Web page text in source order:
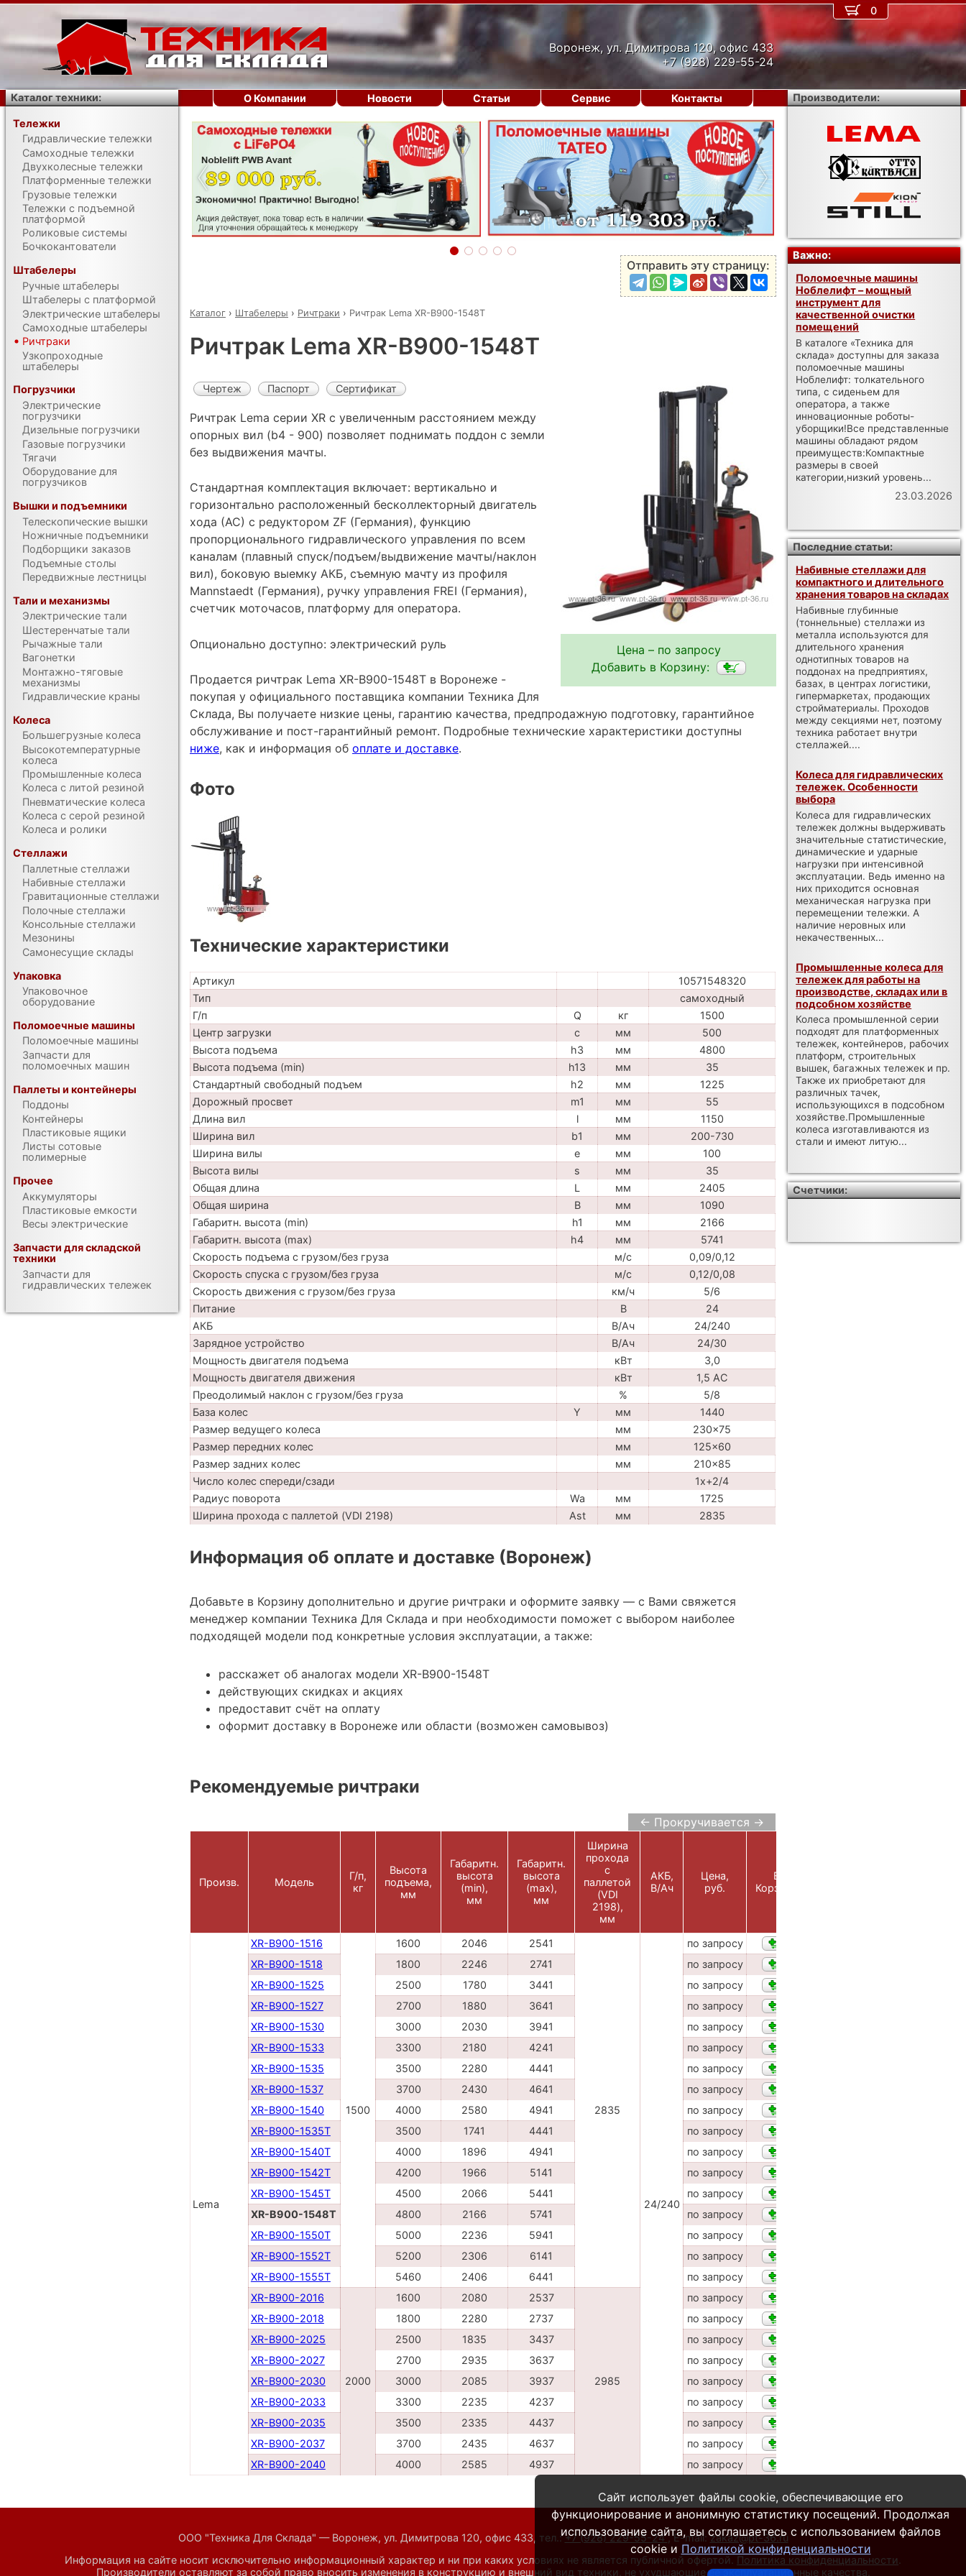
Воронеж, ул. Димитрова 120, офис 433
+7 (928) 229-55-24
‹ ›
Отправить эту страницу:
Каталог › Штабелеры › Ричтраки › Ричтрак Lema XR-B900-1548Т
Ричтрак Lema XR-B900-1548Т
Цена – по запросу
Добавить в Корзину:
Чертеж Паспорт Сертификат
Ричтрак Lema серии XR с увеличенным расстоянием между
опорных вил (b4 - 900) позволяет поднимать поддон с земли
без выдвижения мачты.
Стандартная комплектация включает: вертикально и
горизонтально расположенный бесколлекторный двигатель
хода (АС) с редуктором ZF (Германия), функцию
пропорционального гидравлического управления по всем
каналам (плавный спуск/подъем/выдвижение мачты/наклон
вил), боковую выемку АКБ, съемную мачту из профиля
Mannstaedt (Германия), ручку управления FREI (Германия),
счетчик моточасов, платформу для оператора.
Опционально доступно: электрический руль
Продается ричтрак Lema XR-B900-1548Т в Воронеже -
покупая у официального поставщика компании Техника Для
Склада, Вы получаете низкие цены, гарантию качества, предпродажную подготовку, гарантийное
обслуживание и пост-гарантийный ремонт. Подробные технические характеристики доступны
ниже, как и информация об оплате и доставке.
Фото
Технические характеристики
Артикул
10571548320
Тип
самоходный
Г/п
Q кг
1500
Центр загрузки
c мм
500
Высота подъема
h3 мм
4800
Высота подъема (min)
h13 мм
35
Стандартный свободный подъем
h2 мм
1225
Дорожный просвет
m1 мм
55
Длина вил
l мм
1150
Ширина вил
b1 мм
200-730
Ширина вилы
e мм
100
Высота вилы
s мм
35
Общая длина
L мм
2405
Общая ширина
B мм
1090
Габаритн. высота (min)
h1 мм
2166
Габаритн. высота (max)
h4 мм
5741
Скорость подъема с грузом/без груза
м/с
0,09/0,12
Скорость спуска с грузом/без груза
м/с
0,12/0,08
Скорость движения с грузом/без груза
км/ч
5/6
Питание
В
24
АКБ
В/Ач
24/240
Зарядное устройство
В/Ач
24/30
Мощность двигателя подъема
кВт
3,0
Мощность двигателя движения
кВт
1,5 АС
Преодолимый наклон с грузом/без груза
%
5/8
База колес
Y мм
1440
Размер ведущего колеса
мм
230x75
Размер передних колес
мм
125x60
Размер задних колес
мм
210x85
Число колес спереди/сзади
1x+2/4
Радиус поворота
Wa мм
1725
Ширина прохода с паллетой (VDI 2198)
Ast мм 2835
Информация об оплате и доставке (Воронеж)
Добавьте в Корзину дополнительно и другие ричтраки и оформите заявку — с Вами свяжется
менеджер компании Техника Для Склада и при необходимости поможет с выбором наиболее
подходящей модели под конкретные условия эксплуатации, а также:
расскажет об аналогах модели XR-B900-1548Т
действующих скидках и акциях
предоставит счёт на оплату
оформит доставку в Воронеже или области (возможен самовывоз)
Рекомендуемые ричтраки
← Прокручивается →
Произв. Модель
Г/п,
кг
Высота
подъема,
мм
Габаритн.
высота
(min),
мм
Габаритн.
высота
(max),
мм
Ширина
прохода
с
паллетой
(VDI
2198),
мм
АКБ,
В/Ач
Цена,
руб.
В
Корзину
Lema
XR-B900-1516
1500
1600 2046 2541
2835
24/240
по запросу
XR-B900-1518
1800 2246 2741
по запросу
XR-B900-1525
2500 1780 3441
по запросу
XR-B900-1527
2700 1880 3641
по запросу
XR-B900-1530
3000 2030 3941
по запросу
XR-B900-1533
3300 2180 4241
по запросу
XR-B900-1535
3500 2280 4441
по запросу
XR-B900-1537
3700 2430 4641
по запросу
XR-B900-1540
4000 2580 4941
по запросу
XR-B900-1535Т
3500 1741 4441
по запросу
XR-B900-1540Т
4000 1896 4941
по запросу
XR-B900-1542Т
4200 1966 5141
по запросу
XR-B900-1545Т
4500 2066 5441
по запросу
XR-B900-1548Т
4800 2166 5741
по запросу
XR-B900-1550Т
5000 2236 5941
по запросу
XR-B900-1552Т
5200 2306 6141
по запросу
XR-B900-1555T
5460 2406 6441
по запросу
XR-B900-2016
2000
1600 2080 2537
2985
по запросу
XR-B900-2018
1800 2280 2737
по запросу
XR-B900-2025
2500 1835 3437
по запросу
XR-B900-2027
2700 2935 3637
по запросу
XR-B900-2030
3000 2085 3937
по запросу
XR-B900-2033
3300 2235 4237
по запросу
XR-B900-2035
3500 2335 4437
по запросу
XR-B900-2037
3700 2435 4637
по запросу
XR-B900-2040
4000 2585 4937 по запросу
0
О Компании Новости Статьи Сервис Контакты
Каталог техники:
Тележки
Гидравлические тележки
Самоходные тележки
Двухколесные тележки
Платформенные тележки
Грузовые тележки
Тележки с подъемной
платформой
Роликовые системы
Бочкокантователи
Штабелеры
Ручные штабелеры
Штабелеры с платформой
Электрические штабелеры
Самоходные штабелеры
Ричтраки
Узкопроходные
штабелеры
Погрузчики
Электрические
погрузчики
Дизельные погрузчики
Газовые погрузчики
Тягачи
Оборудование для
погрузчиков
Вышки и подъемники
Телескопические вышки
Ножничные подъемники
Подборщики заказов
Подъемные столы
Передвижные лестницы
Тали и механизмы
Электрические тали
Шестеренчатые тали
Рычажные тали
Вагонетки
Монтажно-тяговые
механизмы
Гидравлические краны
Колеса
Большегрузные колеса
Высокотемпературные
колеса
Промышленные колеса
Колеса с литой резиной
Пневматические колеса
Колеса с серой резиной
Колеса и ролики
Стеллажи
Паллетные стеллажи
Набивные стеллажи
Гравитационные стеллажи
Полочные стеллажи
Консольные стеллажи
Мезонины
Самонесущие склады
Упаковка
Упаковочное
оборудование
Поломоечные машины
Поломоечные машины
Запчасти для
поломоечных машин
Паллеты и контейнеры
Поддоны
Контейнеры
Пластиковые ящики
Листы сотовые
полимерные
Прочее
Аккумуляторы
Пластиковые емкости
Весы электрические
Запчасти для складской
техники
Запчасти для
гидравлических тележек
Производители:
Важно:
Поломоечные машины
Ноблелифт – мощный
инструмент для
качественной очистки
помещений
В каталоге «Техника для
склада» доступны для заказа
поломоечные машины
Ноблелифт: толкательного
типа, с сиденьем для
оператора, а также
инновационные роботы-
уборщики!Все представленные
машины обладают рядом
преимуществ:Компактные
размеры в своей
категории,низкий уровень...
23.03.2026
Последние статьи:
Набивные стеллажи для
компактного и длительного
хранения товаров на складах
Набивные глубинные
(тоннельные) стеллажи из
металла используются для
длительного хранения
однотипных товаров на
поддонах на предприятиях,
базах, в центрах логистики,
гипермаркетах, продающих
стройматериалы. Проходов
между секциями нет, поэтому
техника работает внутри
стеллажей....
Колеса для гидравлических
тележек. Особенности
выбора
Колеса для гидравлических
тележек должны выдерживать
значительные статистические,
динамические и ударные
нагрузки при интенсивной
эксплуатации. Ведь именно на
них приходится основная
механическая нагрузка при
перемещении тележки. А
наличие неровных или
некачественных...
Промышленные колеса для
тележек для работы на
производстве, складах или в
подсобном хозяйстве
Колеса промышленной серии
подходят для платформенных
тележек, контейнеров, рабочих
платформ, строительных
вышек, багажных тележек и пр.
Также их приобретают для
различных тачек,
использующихся в подсобном
хозяйстве.Промышленные
колеса изготавливаются из
стали и имеют литую...
Счетчики:
ООО "Техника Для Склада" — Воронеж, ул. Димитрова 120, офис 433, тел.:+7 (928) 229-55-24,E-mail:zakaz@pt-36.ru
Информация на сайте носит исключительно информационный характер и ни при каких условиях не является публичной офертой. Политика конфиденциальности
Производители оставляют за собой право вносить изменения в конструкцию и внешний вид техники, не ухудшающие ее эксплуатационные качества.
Сайт использует файлы cookie, обеспечивающие его
функционирование и анонимную статистику посещений. Продолжая
использование сайта, вы соглашаетесь с использованием файлов
cookie и Политикой конфиденциальности